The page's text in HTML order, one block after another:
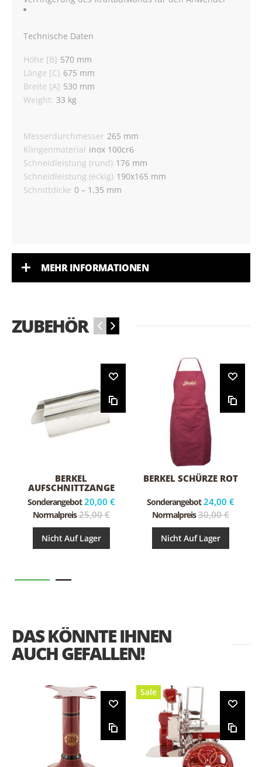
Technische Daten
Höhe [B] 570 mm
Länge [C] 675 mm
Breite [A] 530 mm
Weight: 33 kg
Messerdurchmesser 265 mm
Klingenmaterial inox 100cr6
Schneidleistung (rund) 176 mm
Schneidleistung (eckig) 190x165 mm
Schnittdicke 0 – 1,35 mm
MEHR INFORMATIONEN
ZUBEHÖR ‹ ›
BERKEL
AUFSCHNITTZANGE
Sonderangebot 20,00 €
Normalpreis 25,00 €
Nicht Auf Lager
BERKEL SCHÜRZE ROT
Sonderangebot 24,00 €
Normalpreis 30,00 €
Nicht Auf Lager
DAS KÖNNTE IHNEN
AUCH GEFALLEN!
Sale